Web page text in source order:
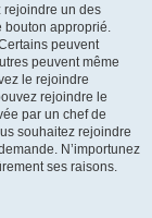
rejoindre un des
bouton approprié.
peuvent
peuvent même
le rejoindre
rejoindre le
par un chef de
souhaitez rejoindre
N’importunez
ses raisons.